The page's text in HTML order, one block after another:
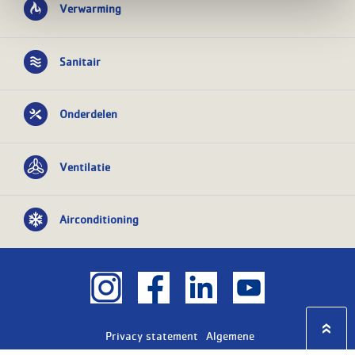
Verwarming
Sanitair
Onderdelen
Ventilatie
Airconditioning
Privacy statement
Algemene